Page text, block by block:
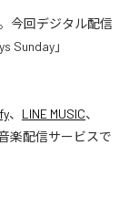
今回デジタル配信
Sunday」
、 LINE MUSIC、
楽配信サービスで